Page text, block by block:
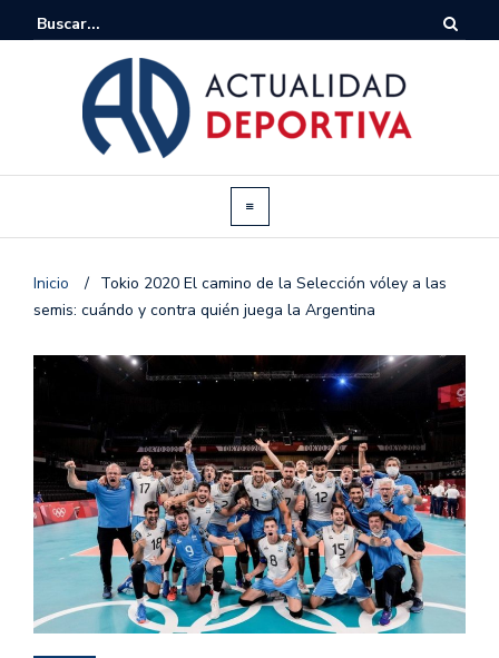
Inicio / Tokio 2020 El camino de la Selección vóley a las
semis: cuándo y contra quién juega la Argentina